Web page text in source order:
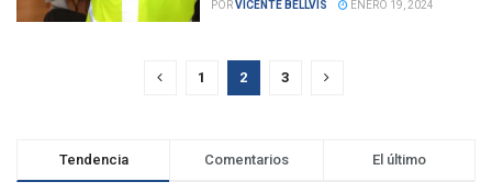
PORVICENTE BELLVIS ENERO 19, 2024
1 2 3
Tendencia Comentarios El último